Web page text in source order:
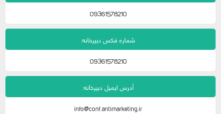
09361578210
شماره فکس دبیرخانه:
09361578210
آدرس ایمیل دبیرخانه:
info@conf.antimarketing.ir